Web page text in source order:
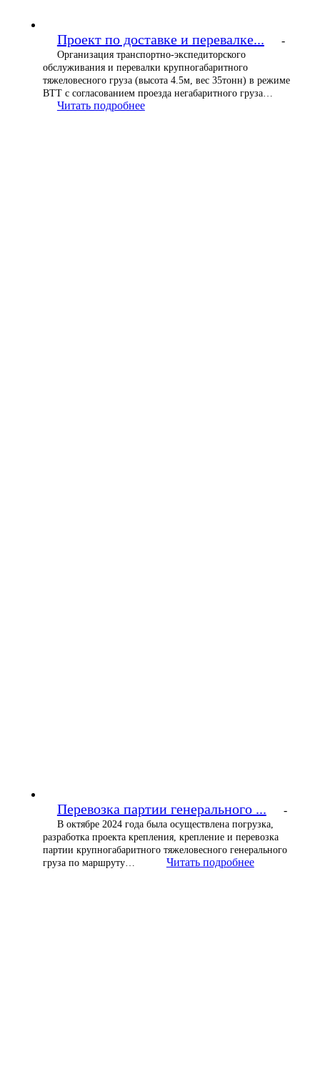
Проект по доставке и перевалке... -
Организация транспортно-экспедиторского
обслуживания и перевалки крупногабаритного
тяжеловесного груза (высота 4.5м, вес 35тонн) в режиме
ВТТ с согласованием проезда негабаритного груза…
Читать подробнее
Перевозка партии генерального ... -
В октябре 2024 года была осуществлена погрузка,
разработка проекта крепления, крепление и перевозка
партии крупногабаритного тяжеловесного генерального
груза по маршруту…
Читать подробнее